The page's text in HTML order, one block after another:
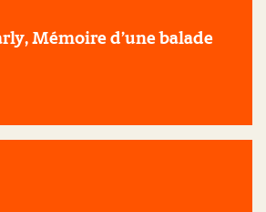
Mémoire d’une balade